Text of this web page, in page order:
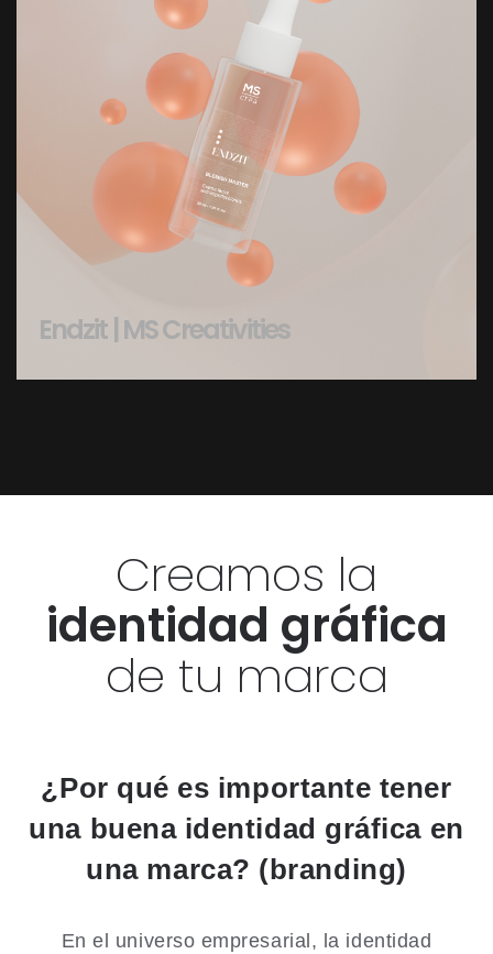
Endzit | MS Creativities
Creamos la
identidad gráfica
de tu marca
¿Por qué es importante tener
una buena identidad gráfica en
una marca? (branding)
En el universo empresarial, la identidad